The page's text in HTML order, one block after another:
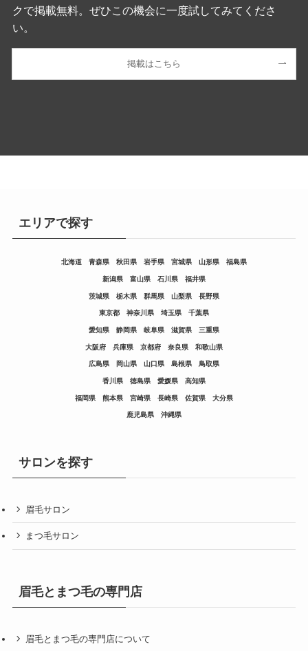
クで掲載無料。ぜひこの機会に一度試してみてくださ
い。
掲載はこちら
エリアで探す
北海道 青森県 秋田県 岩手県 宮城県 山形県 福島県
新潟県 富山県 石川県 福井県
茨城県 栃木県 群馬県 山梨県 長野県
東京都 神奈川県 埼玉県 千葉県
愛知県 静岡県 岐阜県 滋賀県 三重県
大阪府 兵庫県 京都府 奈良県 和歌山県
広島県 岡山県 山口県 島根県 鳥取県
香川県 徳島県 愛媛県 高知県
福岡県 熊本県 宮崎県 長崎県 佐賀県 大分県
鹿児島県 沖縄県
サロンを探す
眉毛サロン
まつ毛サロン
眉毛とまつ毛の専門店
眉毛とまつ毛の専門店について